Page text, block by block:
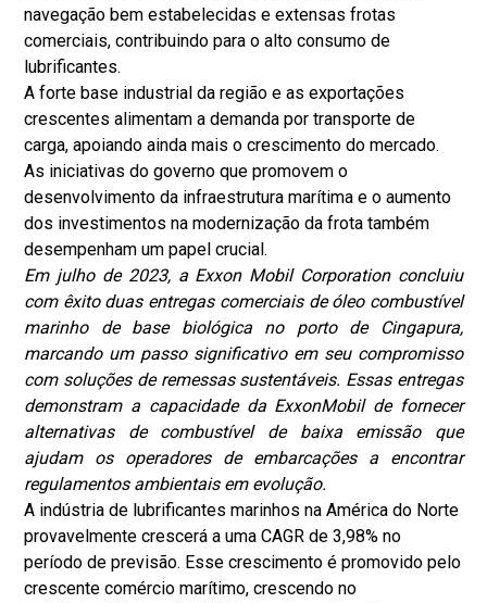
navegação bem estabelecidas e extensas frotas
comerciais, contribuindo para o alto consumo de
lubrificantes.
A forte base industrial da região e as exportações
crescentes alimentam a demanda por transporte de
carga, apoiando ainda mais o crescimento do mercado.
As iniciativas do governo que promovem o
desenvolvimento da infraestrutura marítima e o aumento
dos investimentos na modernização da frota também
desempenham um papel crucial.
Em julho de 2023, a Exxon Mobil Corporation concluiu
com êxito duas entregas comerciais de óleo combustível
marinho de base biológica no porto de Cingapura,
marcando um passo significativo em seu compromisso
com soluções de remessas sustentáveis. Essas entregas
demonstram a capacidade da ExxonMobil de fornecer
alternativas de combustível de baixa emissão que
ajudam os operadores de embarcações a encontrar
regulamentos ambientais em evolução.
A indústria de lubrificantes marinhos na América do Norte
provavelmente crescerá a uma CAGR de 3,98% no
período de previsão. Esse crescimento é promovido pelo
crescente comércio marítimo, crescendo no